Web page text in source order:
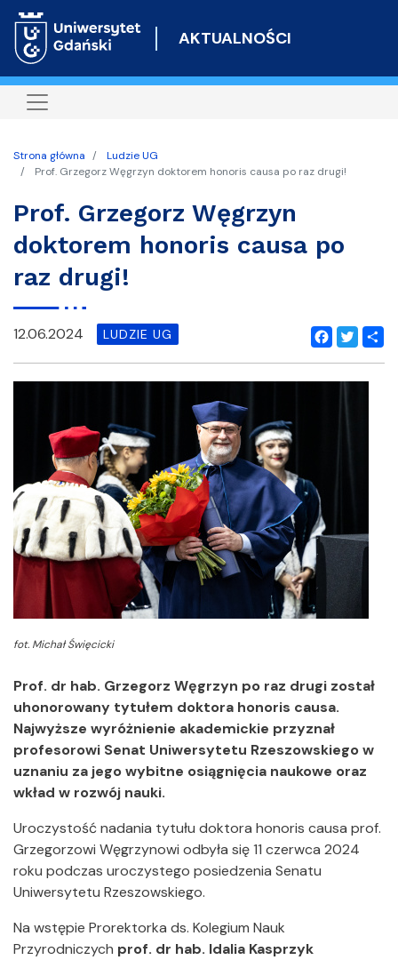
do
AKTUALNOŚCI
Strona główna
Ludzie UG
Prof. Grzegorz Węgrzyn doktorem honoris causa po raz drugi!
Prof. Grzegorz Węgrzyn
doktorem honoris causa po
raz drugi!
Facebook
Twitter
12.06.2024 LUDZIE UG
fot. Michał Święcicki
Prof. dr hab. Grzegorz Węgrzyn po raz drugi został
uhonorowany tytułem doktora honoris causa.
Najwyższe wyróżnienie akademickie przyznał
profesorowi Senat Uniwersytetu Rzeszowskiego w
uznaniu za jego wybitne osiągnięcia naukowe oraz
wkład w rozwój nauki.
Uroczystość nadania tytułu doktora honoris causa prof.
Grzegorzowi Węgrzynowi odbyła się 11 czerwca 2024
roku podczas uroczystego posiedzenia Senatu
Uniwersytetu Rzeszowskiego.
Na wstępie Prorektorka ds. Kolegium Nauk
Przyrodniczych prof. dr hab. Idalia Kasprzyk